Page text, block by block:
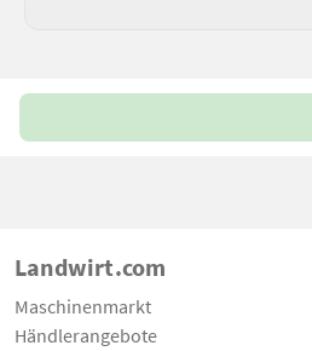
Landwirt.com
Maschinenmarkt
Händlerangebote